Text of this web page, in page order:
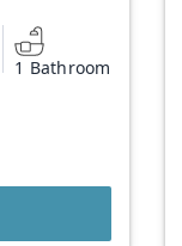
1 Bathroom